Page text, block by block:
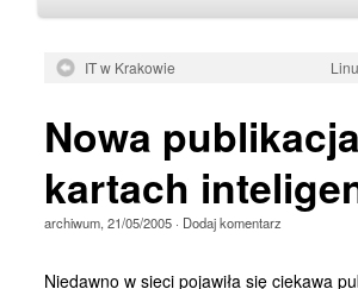
Archiwum
Wszystko
Aktualności
IT w Krakowie
Nowa
kartach
archiwum, 21/05/2005· Dodaj komentarz
Niedawno w sieci pojawiła się ciekawa